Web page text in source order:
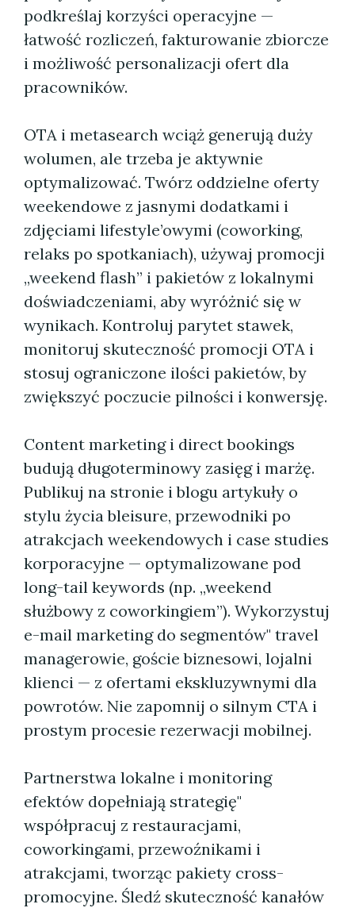
podkreślaj korzyści operacyjne —
łatwość rozliczeń, fakturowanie zbiorcze
i możliwość personalizacji ofert dla
pracowników.
OTA i metasearch wciąż generują duży
wolumen, ale trzeba je aktywnie
optymalizować. Twórz oddzielne oferty
weekendowe z jasnymi dodatkami i
zdjęciami lifestyle’owymi (coworking,
relaks po spotkaniach), używaj promocji
„weekend flash” i pakietów z lokalnymi
doświadczeniami, aby wyróżnić się w
wynikach. Kontroluj parytet stawek,
monitoruj skuteczność promocji OTA i
stosuj ograniczone ilości pakietów, by
zwiększyć poczucie pilności i konwersję.
Content marketing i direct bookings
budują długoterminowy zasięg i marżę.
Publikuj na stronie i blogu artykuły o
stylu życia bleisure, przewodniki po
atrakcjach weekendowych i case studies
korporacyjne — optymalizowane pod
long-tail keywords (np. „weekend
służbowy z coworkingiem”). Wykorzystuj
e-mail marketing do segmentów" travel
managerowie, goście biznesowi, lojalni
klienci — z ofertami ekskluzywnymi dla
powrotów. Nie zapomnij o silnym CTA i
prostym procesie rezerwacji mobilnej.
Partnerstwa lokalne i monitoring
efektów dopełniają strategię"
współpracuj z restauracjami,
coworkingami, przewoźnikami i
atrakcjami, tworząc pakiety cross-
promocyjne. Śledź skuteczność kanałów